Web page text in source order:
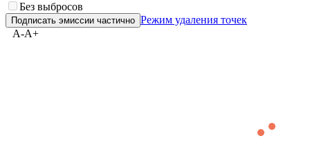
Без выбросов
Режим удаления точек